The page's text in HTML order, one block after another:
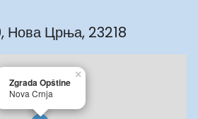
Нова Црња, 23218
Zgrada Opštine
Nova Crnja
×